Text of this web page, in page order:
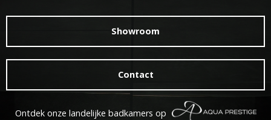
Showroom
Contact
Ontdek onze landelijke badkamers op